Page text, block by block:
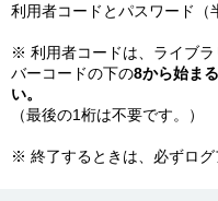
利用者コードとパスワード（
※ 利用者コードは、ライブ
バーコードの下の8から始ま
い。
（最後の1桁は不要です。）
※ 終了するときは、必ずログ